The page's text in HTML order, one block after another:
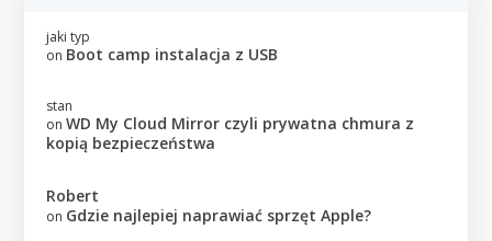
jaki typ
on Boot camp instalacja z USB
stan
onWD My Cloud Mirror czyli prywatna chmura z
kopią bezpieczeństwa
Robert
on Gdzie najlepiej naprawiać sprzęt Apple?